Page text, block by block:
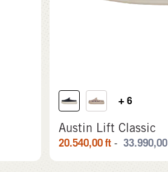
+ 6
Austin Lift Classic
20.540,00ft - 33.990,00